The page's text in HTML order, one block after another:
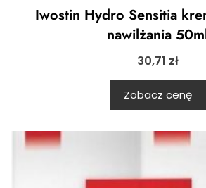
Iwostin Hydro Sensitia
nawilżania
30,71 zł
Zobacz cenę